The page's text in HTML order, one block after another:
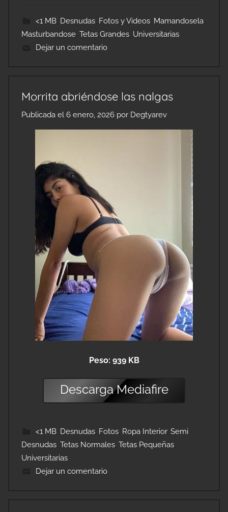
<1 MB, Desnudas, Fotos y Videos, Mamandosela,
Masturbandose Tetas Grandes Universitarias
Dejar un comentario
Morrita abriéndose las nalgas
Publicada el 6 enero, 2026 por Degtyarev
Peso: 939 KB
DescargaMediafire
<1 MB, Desnudas, Fotos, Ropa Interior, Semi
Desnudas Tetas Normales Tetas Pequeñas
Universitarias
Dejar un comentario